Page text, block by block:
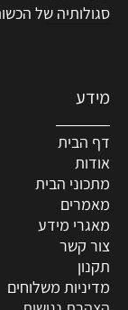
סגולותיה של
מידע
דף הבית
אודות
מתכוני הבית
מאמרים
מאגרי מידע
צור קשר
תקנון
מדיניות משלוחים